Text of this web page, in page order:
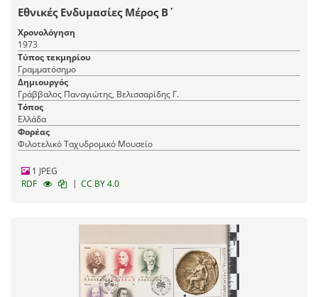
Εθνικές Ενδυμασίες Μέρος Β΄
Χρονολόγηση
1973
Τύπος τεκμηρίου
Γραμματόσημο
Δημιουργός
Γράββαλος Παναγιώτης, Βελισσαρίδης Γ.
Τόπος
Ελλάδα
Φορέας
Φιλοτελικό Ταχυδρομικό Μουσείο
1 JPEG
RDF
| CC BY 4.0